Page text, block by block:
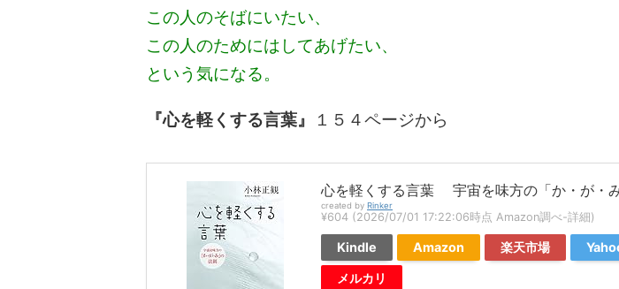
この人のそばにいたい、
この人のためにはしてあげたい、
という気になる。
『心を軽くする言葉』 １５４ページから
心を軽くする言葉 宇宙を味方の「か・が・
created by Rinker
¥604 (2026/07/01 17:22:06時点 Amazon調べ-詳細)
Kindle Amazon 楽天市場
メルカリ